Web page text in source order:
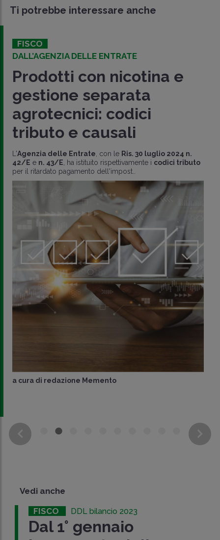
Ti potrebbe interessare anche
FISCO
DALL’AGENZIA DELLE ENTRATE
Prodotti con nicotina e
gestione separata
agrotecnici: codici
tributo e causali
L'Agenzia delle Entrate , con le Ris. 30 luglio 2024 n.
42/E e n. 43/E , ha istituito rispettivamente i codici tributo
per il ritardato pagamento dell'impost..
a cura di redazione Memento
Vedi anche
FISCO DDL bilancio 2023
Dal 1° gennaio